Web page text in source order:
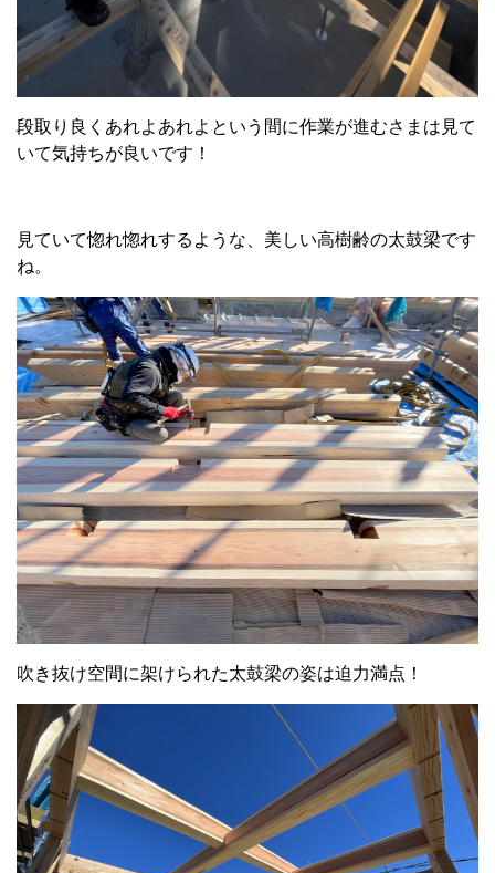
段取り良くあれよあれよという間に作業が進むさまは見て
いて気持ちが良いです！
見ていて惚れ惚れするような、美しい高樹齢の太鼓梁です
ね。
吹き抜け空間に架けられた太鼓梁の姿は迫力満点！